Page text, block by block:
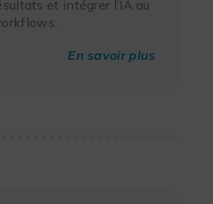
et intégrer l’IA au
En savoir plus